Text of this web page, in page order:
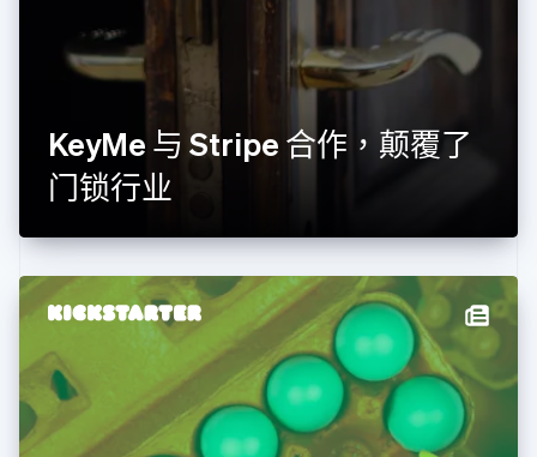
KeyMe 与 Stripe 合作，颠覆了
门锁行业
芬兰
EnglishSvenska
加拿大
English Français
捷克
克罗地亚
拉脱维亚
English
列支敦士登
Deutsch English
卢森堡
Français Deutsch English